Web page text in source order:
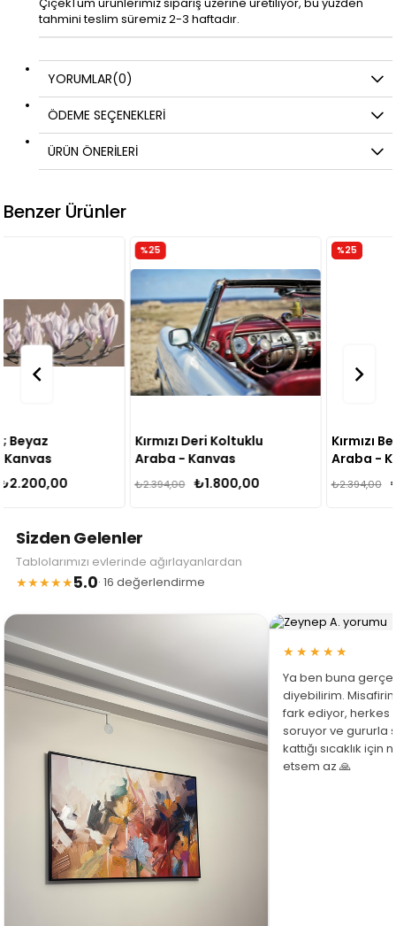
ÇiçekTüm ürünlerimiz sipariş üzerine üretiliyor, bu yüzden
tahmini teslim süremiz 2-3 haftadır.
YORUMLAR(0)
ÖDEME SEÇENEKLERI
ÜRÜN ÖNERILERI
Benzer Ürünler
Kırmızı Deri Koltuklu
Araba - Kanvas
Tablo
₺1.800,00
₺2.394,00
Kırmızı Beyaz Klasik
Araba - Kanvas
Tablo
₺1.800,00
₺2.394,00
Sizden Gelenler
Tablolarımızı evlerinde ağırlayanlardan
★★★★★5.0· 16 değerlendirme
★★★★★
Ya ben buna
diyebilirim.
fark ediyor, herkes
soruyor ve gururla
kattığı sıcaklık
etsem az 🙏